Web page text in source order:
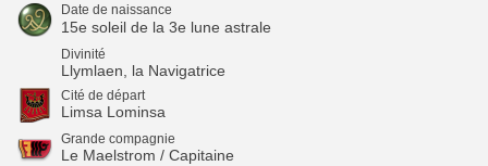
Date de naissance
15e soleil de la 3e lune astrale
Divinité
Llymlaen, la Navigatrice
Cité de départ
Limsa Lominsa
Grande compagnie
Le Maelstrom / Capitaine